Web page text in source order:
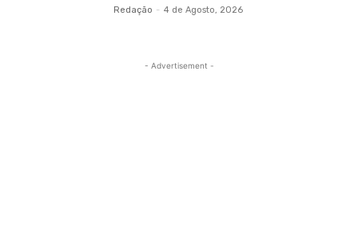
Redação - 4 de Agosto, 2026
- Advertisement -